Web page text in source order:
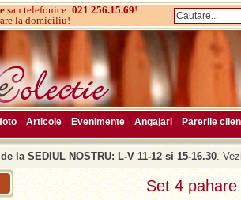
sau telefonice: 021 256.15.69!
la domiciliu!
Articole Evenimente Angajari Parerile
la SEDIUL NOSTRU: L-V 11-12 si 15-16.30.
Set 4